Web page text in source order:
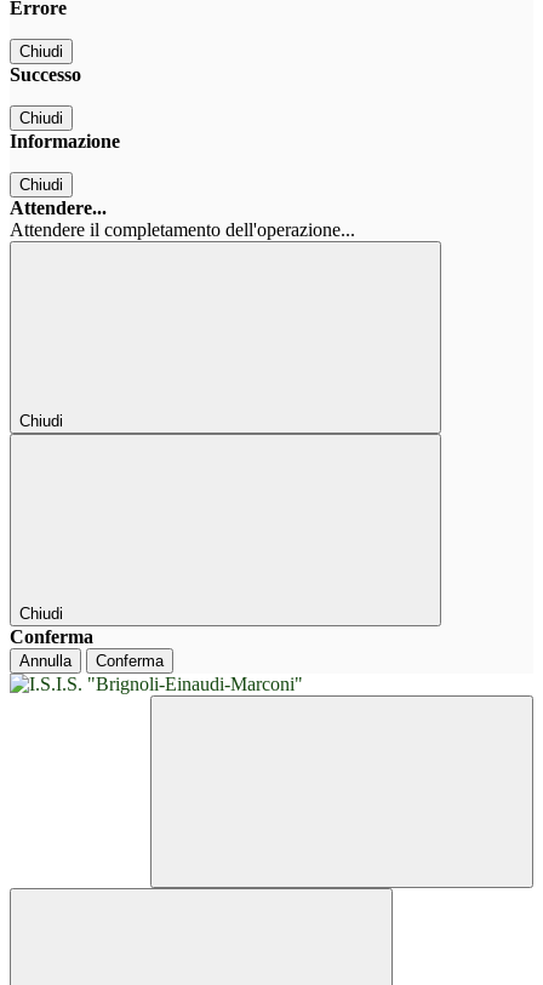
Errore
Chiudi
Successo
Chiudi
Informazione
Chiudi
Attendere...
Attendere il completamento dell'operazione...
Chiudi
Chiudi
Conferma
Annulla Conferma